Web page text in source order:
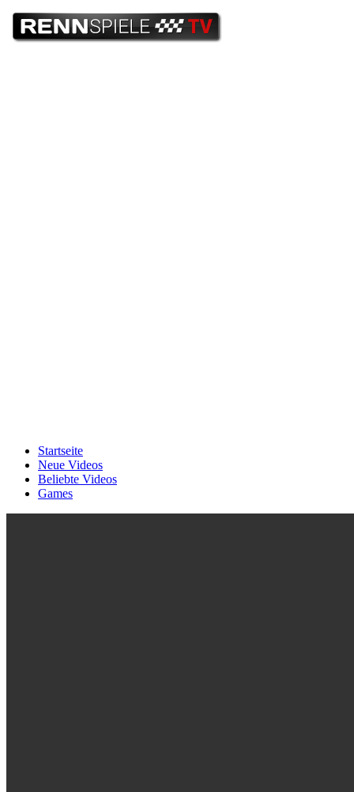
Startseite
Neue Videos
Beliebte Videos
Games